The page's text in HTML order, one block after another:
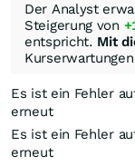
Der Analyst
Steigerung von
entspricht. Mit
Es ist ein Fehler
erneut
Es ist ein Fehler
erneut